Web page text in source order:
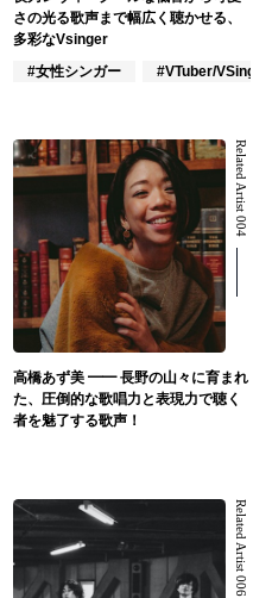
さの光る歌声まで幅広く聴かせる、
多彩なVsinger
#女性シンガー
#VTuber/VSinger
Related Artist 004
高橋あず美 ━━ 長野の山々に育まれ
た、圧倒的な歌唱力と表現力で聴く
者を魅了する歌声！
Related Artist 006